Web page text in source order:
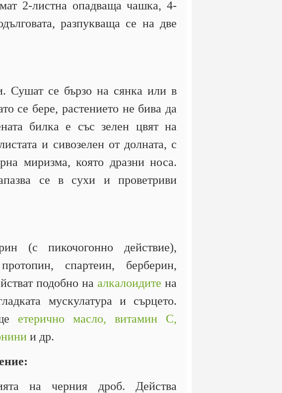
2-листна опадваща чашка, 4-
разпукваща се на две
Сушат се бързо на сянка или в
се бере, растението не бива да
билка е със зелен цвят на
и сивозелен от долната, с
миризма, която дразни носа.
се в сухи и проветриви
(с пикочогонно действие),
спартеин, берберин,
подобно на алкалоидите на
мускулатура и сърцето.
етерично масло,
витамин С,
и др.
на черния дроб. Действа